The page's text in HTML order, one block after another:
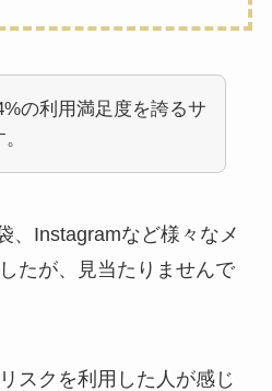
の利用満足度を誇るサ
、Instagramなど様々なメ
たが、見当たりませんで
スクを利用した人が感じ